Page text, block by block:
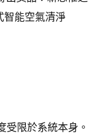
智能空氣清淨
限於系統本身。